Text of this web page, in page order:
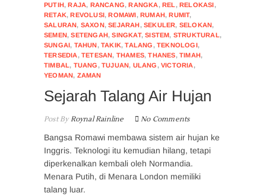
PUTIH,RAJA, RANCANG,RANGKA,REL ,RELOKASI,
RETAK,REVOLUSI,ROMAWI,RUMAH,RUMIT,
SALURAN, SAXON,SEJARAH,SEKULER, SELOKAN,
SEMEN,SETENGAH,SINGKAT,SISTEM, STRUKTURAL,
SUNGAI, TAHUN,TAKIK,TALANG ,TEKNOLOGI,
TERSEDIA,TETESAN, THAMES,THANES,TIMAH,
TIMBAL, TUANG ,TUJUAN, ULANG ,VICTORIA,
YEOMAN, ZAMAN
Sejarah Talang Air Hujan
Post ByRoynal Rainline No Comments
Bangsa Romawi membawa sistem air hujan ke
Inggris. Teknologi itu kemudian hilang, tetapi
diperkenalkan kembali oleh Normandia.
Menara Putih, di Menara London memiliki
talang luar.